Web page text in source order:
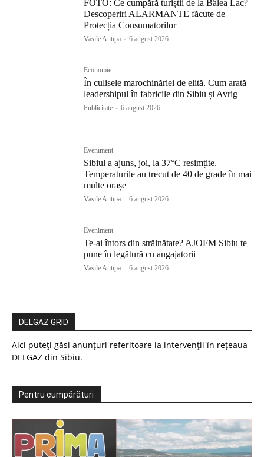
FOTO: Ce cumpără turiștii de la Bâlea Lac?
Descoperiri ALARMANTE făcute de
Protecția Consumatorilor
Vasile Antipa - 6 august 2026
Economie
În culisele marochinăriei de elită. Cum arată
leadershipul în fabricile din Sibiu și Avrig
Publicitate - 6 august 2026
Eveniment
Sibiul a ajuns, joi, la 37°C resimțite.
Temperaturile au trecut de 40 de grade în mai
multe orașe
Vasile Antipa - 6 august 2026
Eveniment
Te-ai întors din străinătate? AJOFM Sibiu te
pune în legătură cu angajatorii
Vasile Antipa - 6 august 2026
DELGAZ GRID
Aici puteți găsi anunțuri referitoare la intervenții în rețeaua
DELGAZ din Sibiu.
Pentru cumpărături